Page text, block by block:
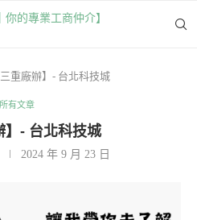
三重廠辦】- 台北科技城
所有文章
】- 台北科技城
2024 年 9 月 23 日